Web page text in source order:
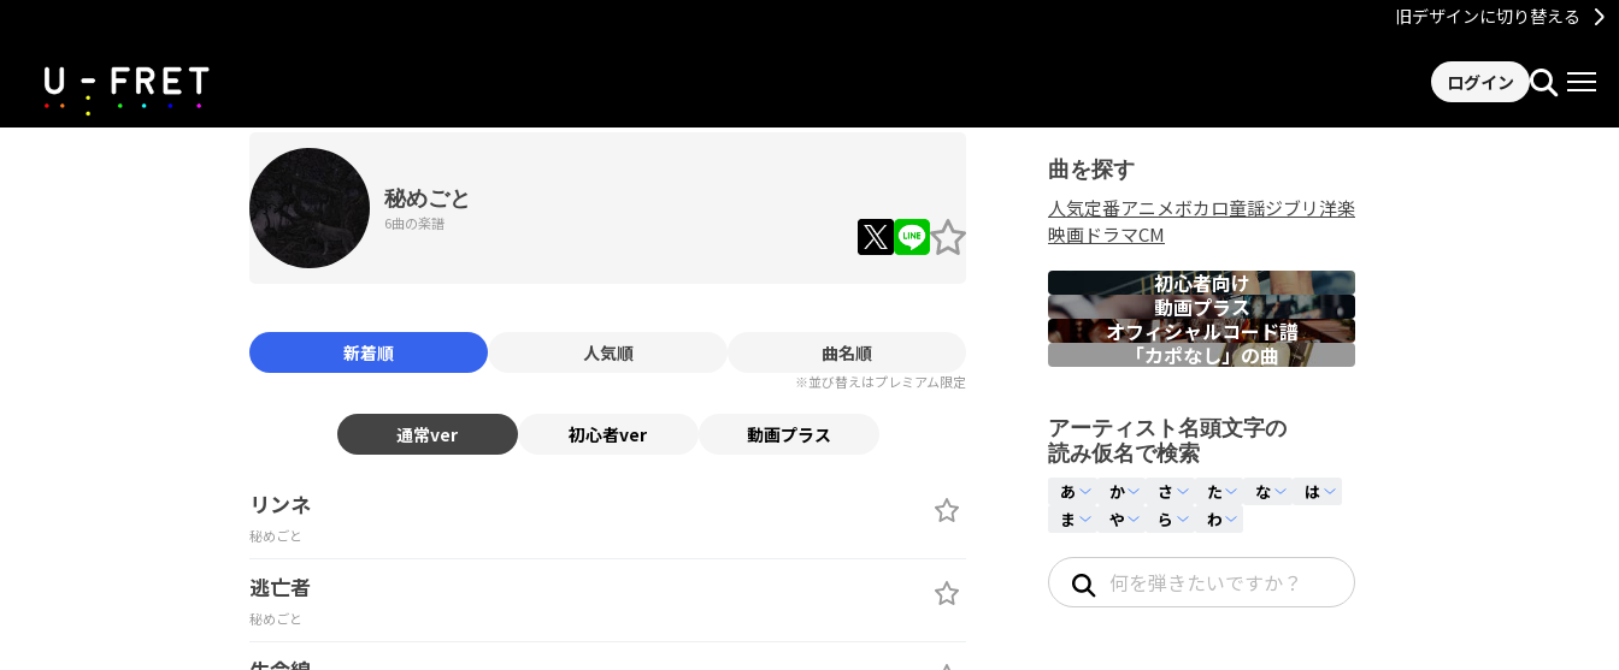
旧デザインに切り替える
ログイン
秘めごと
6曲の楽譜
新着順 人気順 曲名順
※並び替えはプレミアム限定
通常ver 初心者ver 動画プラス
リンネ
秘めごと
逃亡者
秘めごと
曲を探す
人気定番アニメボカロ童謡ジブリ洋楽
映画ドラマCM
初心者向け
動画プラス
オフィシャルコード譜
「カポなし」の曲
アーティスト名頭文字の
読み仮名で検索